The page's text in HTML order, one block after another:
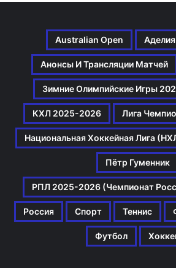
Australian Open
Анонсы И Трансляции Матчей
Зимние Олимпийские Игры
КХЛ 2025-2026 Лига
Национальная Хоккейная Лига
Пётр Гуменник
РПЛ 2025-2026 (Чемпионат
Россия Спорт Теннис
Футбол